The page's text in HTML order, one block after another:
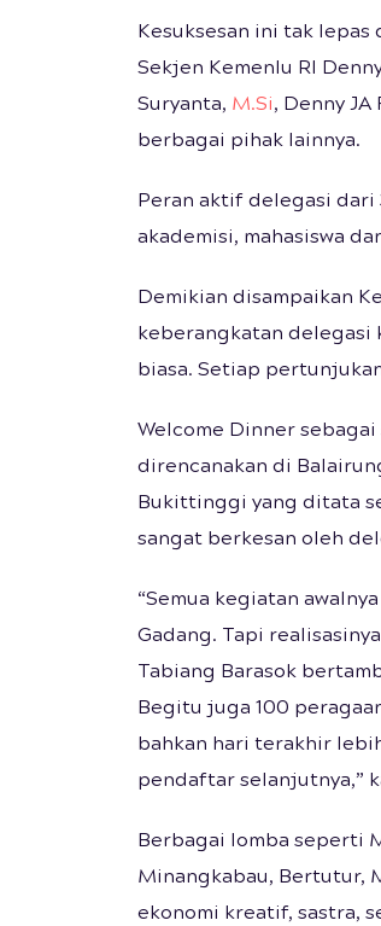
Kesuksesan ini tak
Sekjen Kemenlu RI
Suryanta, M.Si, Denny
berbagai pihak lainnya.
Peran aktif delegasi dari
akademisi, mahasiswa
Demikian disampaikan
keberangkatan delegasi
biasa. Setiap
Welcome Dinner
direncanakan di
Bukittinggi yang ditata
sangat berkesan oleh
“Semua kegiatan
Gadang. Tapi
Tabiang Barasok
Begitu juga 100
bahkan hari terakhir
pendaftar selanjutnya,”
Berbagai lomba seperti
Minangkabau, Bertutur,
ekonomi kreatif, sastra,